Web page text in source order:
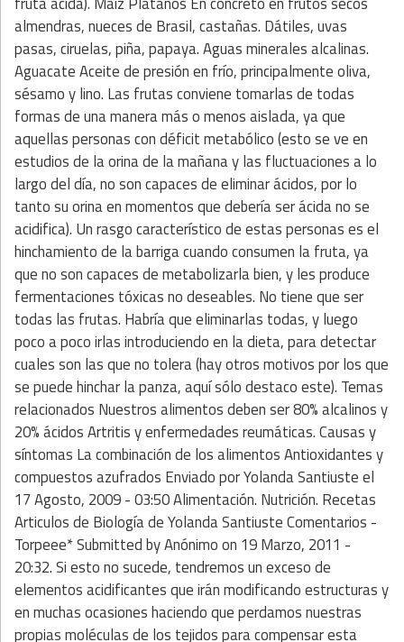
almendras, nueces de Brasil, castañas. Dátiles, uvas
pasas, ciruelas, piña, papaya. Aguas minerales alcalinas.
Aguacate Aceite de presión en frío, principalmente oliva,
sésamo y lino. Las frutas conviene tomarlas de todas
formas de una manera más o menos aislada, ya que
aquellas personas con déficit metabólico (esto se ve en
estudios de la orina de la mañana y las fluctuaciones a lo
largo del día, no son capaces de eliminar ácidos, por lo
tanto su orina en momentos que debería ser ácida no se
acidifica). Un rasgo característico de estas personas es el
hinchamiento de la barriga cuando consumen la fruta, ya
que no son capaces de metabolizarla bien, y les produce
fermentaciones tóxicas no deseables. No tiene que ser
todas las frutas. Habría que eliminarlas todas, y luego
poco a poco irlas introduciendo en la dieta, para detectar
cuales son las que no tolera (hay otros motivos por los que
se puede hinchar la panza, aquí sólo destaco este). Temas
relacionados Nuestros alimentos deben ser 80% alcalinos y
20% ácidos Artritis y enfermedades reumáticas. Causas y
síntomas La combinación de los alimentos Antioxidantes y
compuestos azufrados Enviado por Yolanda Santiuste el
17 Agosto, 2009 - 03:50 Alimentación. Nutrición. Recetas
Articulos de Biología de Yolanda Santiuste Comentarios -
Torpeee* Submitted by Anónimo on 19 Marzo, 2011 -
20:32. Si esto no sucede, tendremos un exceso de
elementos acidificantes que irán modificando estructuras y
en muchas ocasiones haciendo que perdamos nuestras
propias moléculas de los tejidos para compensar esta